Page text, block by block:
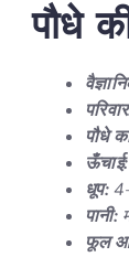
पौधे
पौधे
ऊँचाई:
धूप:
पानी:
फूल